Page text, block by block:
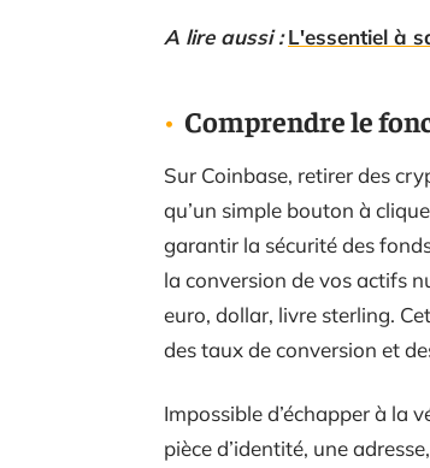
A lire aussi : L'essentiel à
Comprendre le
Sur Coinbase, retirer des
qu’un simple bouton à
garantir la sécurité des
la conversion de vos actifs
euro, dollar, livre sterling.
des taux de conversion et
Impossible d’échapper à la
pièce d’identité, une